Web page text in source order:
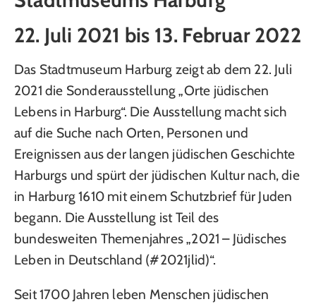
22. Juli 2021 bis 13. Februar 2022
Das Stadtmuseum Harburg zeigt ab dem 22. Juli
2021 die Sonderausstellung „Orte jüdischen
Lebens in Harburg“. Die Ausstellung macht sich
auf die Suche nach Orten, Personen und
Ereignissen aus der langen jüdischen Geschichte
Harburgs und spürt der jüdischen Kultur nach, die
in Harburg 1610 mit einem Schutzbrief für Juden
begann. Die Ausstellung ist Teil des
bundesweiten Themenjahres „2021 – Jüdisches
Leben in Deutschland (#2021jlid)“.
Seit 1700 Jahren leben Menschen jüdischen